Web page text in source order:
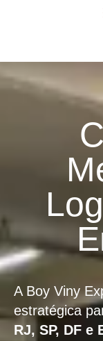
A Boy Viny
estratégica
RJ, SP, DF e